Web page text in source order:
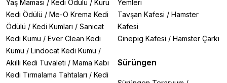
Yaş Maması / Kedi Ödülü / Kuru
Kedi Ödülü / Me-O Krema Kedi
Ödülü / Kedi Kumları / Sanicat
Kedi Kumu / Ever Clean Kedi
Kumu / Lindocat Kedi Kumu /
Akıllı Kedi Tuvaleti / Mama Kabı
Kedi Tırmalama Tahtaları / Kedi
Yemleri
Tavşan Kafesi / Hamster
Kafesi
Ginepig Kafesi / Hamster Çarkı
Sürüngen